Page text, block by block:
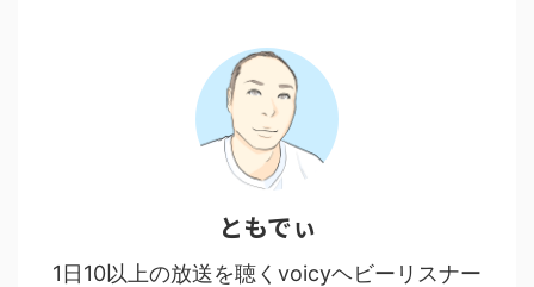
ともでぃ
1日10以上の放送を聴くvoicyヘビーリスナー